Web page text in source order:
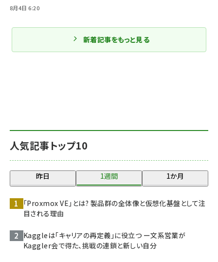
人気記事トップ10
昨日 1週間 1か月
「Proxmox VE」とは? 製品群の全体像と仮想化基盤として注
目される理由
Kaggleは「キャリアの再定義」に役立つ ー文系営業が
Kaggler会で得た、挑戦の連鎖と新しい自分
8月4日 6:20
新着記事をもっと見る